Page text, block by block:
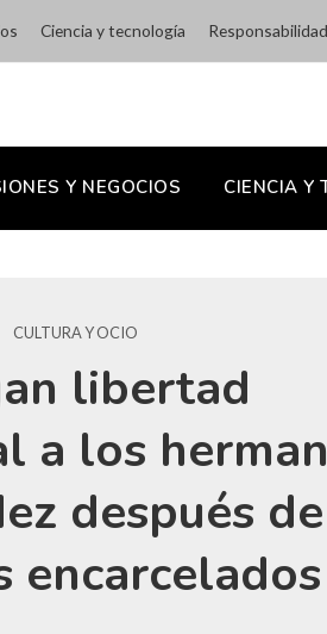
Ciencia y tecnología
Y NEGOCIOS CIENCIA Y
CULTURA Y OCIO
libertad
a los
después de
encarcelados